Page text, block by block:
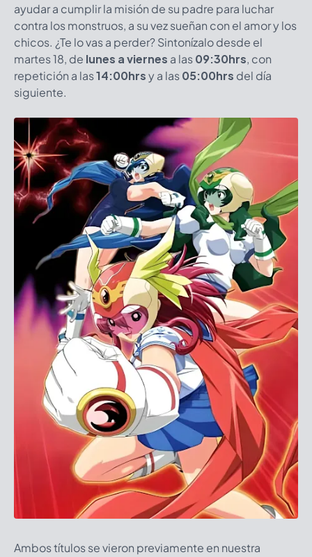
ayudar a cumplir la misión de su padre para luchar
contra los monstruos, a su vez sueñan con el amor y los
chicos. ¿Te lo vas a perder? Sintonízalo desde el
martes 18, de lunes a viernes a las09:30hrs, con
repetición a las14:00hrsy a las05:00hrs del día
siguiente.
Ambos títulos se vieron previamente en nuestra